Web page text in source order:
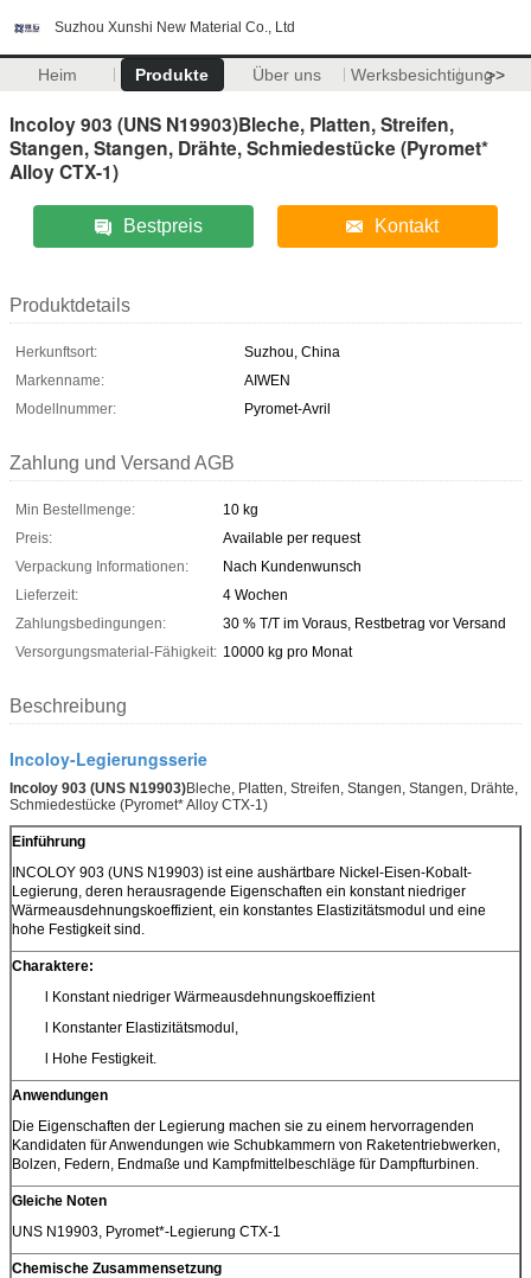
Suzhou Xunshi New Material Co., Ltd
Heim Produkte Über uns Werksbesichtigung>>
Incoloy 903 (UNS N19903)Bleche, Platten, Streifen,
Stangen, Stangen, Drähte, Schmiedestücke (Pyromet*
Alloy CTX-1)
Bestpreis Kontakt
Produktdetails
Herkunftsort:
Suzhou, China
Markenname:
AIWEN
Modellnummer:
Pyromet-Avril
Zahlung und Versand AGB
Min Bestellmenge:
10 kg
Preis:
Available per request
Verpackung Informationen:
Nach Kundenwunsch
Lieferzeit:
4 Wochen
Zahlungsbedingungen:
30 % T/T im Voraus, Restbetrag vor Versand
Versorgungsmaterial-Fähigkeit: 10000 kg pro Monat
Beschreibung
Incoloy-Legierungsserie
Incoloy 903 (UNS N19903)Bleche, Platten, Streifen, Stangen, Stangen, Drähte,
Schmiedestücke (Pyromet* Alloy CTX-1)
Einführung
INCOLOY 903 (UNS N19903) ist eine aushärtbare Nickel-Eisen-Kobalt-
Legierung, deren herausragende Eigenschaften ein konstant niedriger
Wärmeausdehnungskoeffizient, ein konstantes Elastizitätsmodul und eine
hohe Festigkeit sind.
Charaktere:
l Konstant niedriger Wärmeausdehnungskoeffizient
l Konstanter Elastizitätsmodul,
l Hohe Festigkeit.
Anwendungen
Die Eigenschaften der Legierung machen sie zu einem hervorragenden
Kandidaten für Anwendungen wie Schubkammern von Raketentriebwerken,
Bolzen, Federn, Endmaße und Kampfmittelbeschläge für Dampfturbinen.
Gleiche Noten
UNS N19903, Pyromet*-Legierung CTX-1
Chemische Zusammensetzung